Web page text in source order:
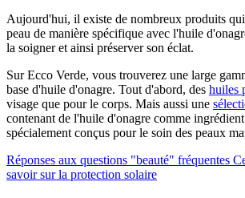
Aujourd'hui, il existe de nombreux produits
peau de manière spécifique avec l'huile
la soigner et ainsi préserver son éclat.
Sur Ecco Verde, vous trouverez une large
base d'huile d'onagre. Tout d'abord, des huiles
visage que pour le corps. Mais aussi une
contenant de l'huile d'onagre comme
spécialement conçus pour le soin des peaux
Réponses aux questions "beauté" fréquentes
savoir sur la protection solaire